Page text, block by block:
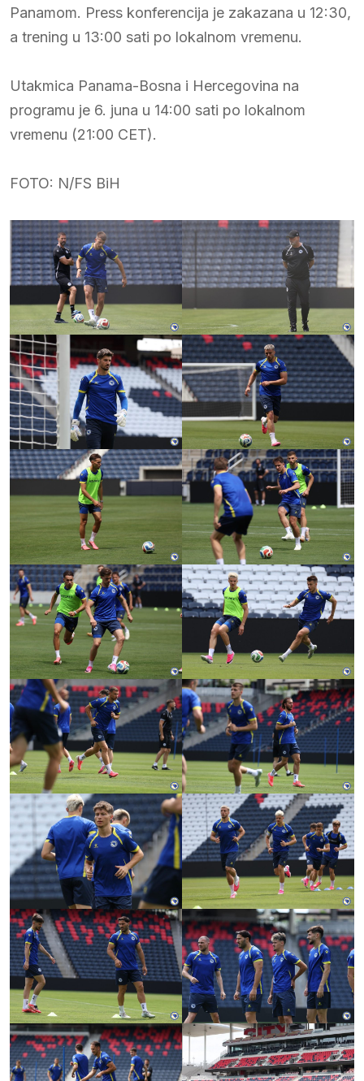
Panamom. Press konferencija je zakazana u 12:30,
a trening u 13:00 sati po lokalnom vremenu.
Utakmica Panama-Bosna i Hercegovina na
programu je 6. juna u 14:00 sati po lokalnom
vremenu (21:00 CET).
FOTO: N/FS BiH